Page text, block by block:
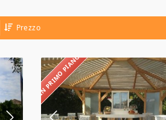
Prezzo
IN PRIMO PIANO Agricampeggio
Fontanelle